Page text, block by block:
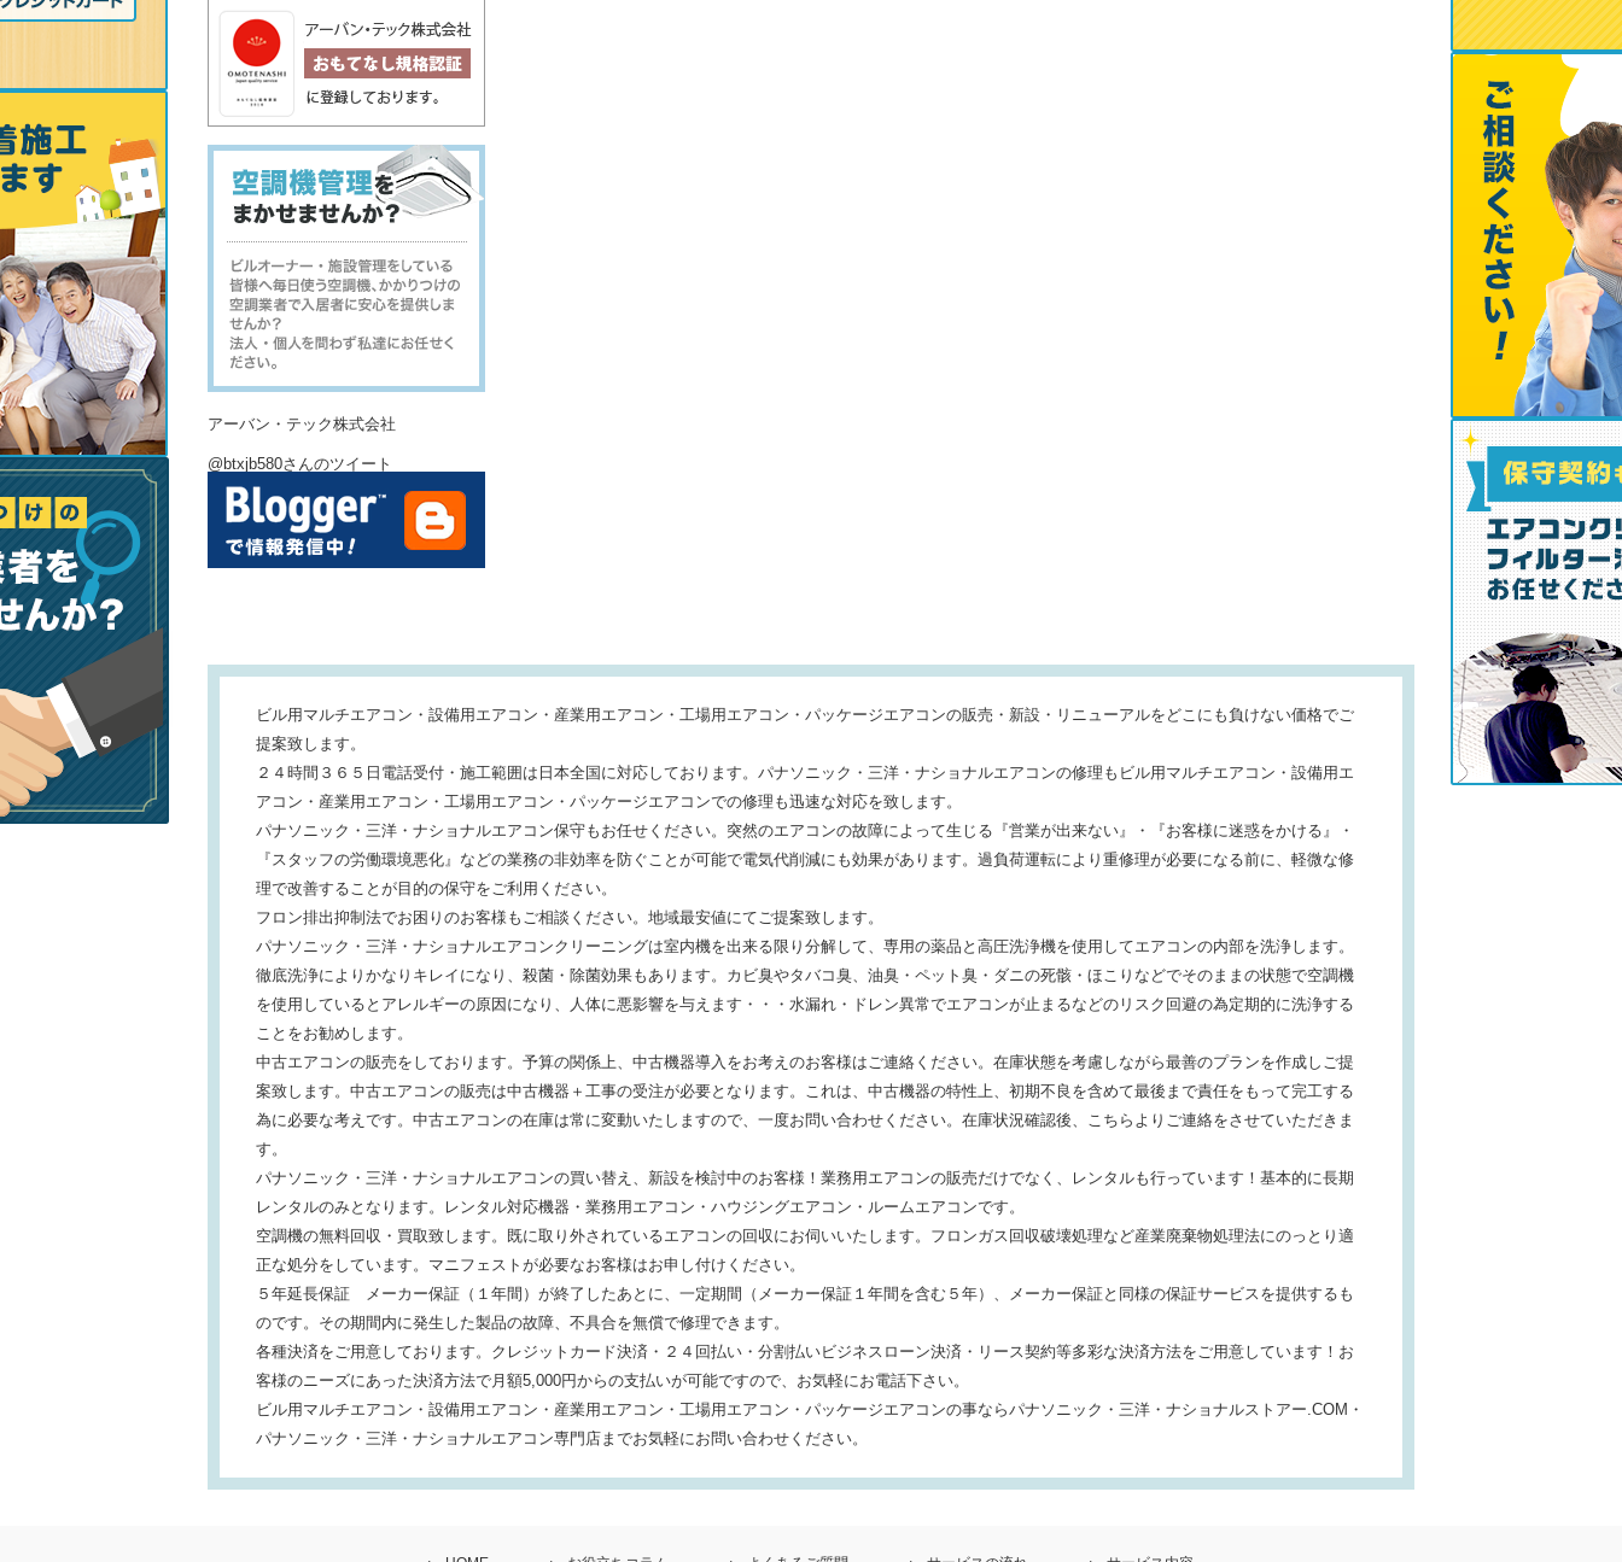
アーバン・テック株式会社
@btxjb580さんのツイート
ビル用マルチエアコン・設備用エアコン・産業用エアコン・工場用エアコン・パッケージエアコンの販売・新設・リニューアルをどこにも負けない価格でご
提案致します。
２４時間３６５日電話受付・施工範囲は日本全国に対応しております。パナソニック・三洋・ナショナルエアコンの修理もビル用マルチエアコン・設備用エ
アコン・産業用エアコン・工場用エアコン・パッケージエアコンでの修理も迅速な対応を致します。
パナソニック・三洋・ナショナルエアコン保守もお任せください。突然のエアコンの故障によって生じる『営業が出来ない』・『お客様に迷惑をかける』・
『スタッフの労働環境悪化』などの業務の非効率を防ぐことが可能で電気代削減にも効果があります。過負荷運転により重修理が必要になる前に、軽微な修
理で改善することが目的の保守をご利用ください。
フロン排出抑制法でお困りのお客様もご相談ください。地域最安値にてご提案致します。
パナソニック・三洋・ナショナルエアコンクリーニングは室内機を出来る限り分解して、専用の薬品と高圧洗浄機を使用してエアコンの内部を洗浄します。
徹底洗浄によりかなりキレイになり、殺菌・除菌効果もあります。カビ臭やタバコ臭、油臭・ペット臭・ダニの死骸・ほこりなどでそのままの状態で空調機
を使用しているとアレルギーの原因になり、人体に悪影響を与えます・・・水漏れ・ドレン異常でエアコンが止まるなどのリスク回避の為定期的に洗浄する
ことをお勧めします。
中古エアコンの販売をしております。予算の関係上、中古機器導入をお考えのお客様はご連絡ください。在庫状態を考慮しながら最善のプランを作成しご提
案致します。中古エアコンの販売は中古機器＋工事の受注が必要となります。これは、中古機器の特性上、初期不良を含めて最後まで責任をもって完工する
為に必要な考えです。中古エアコンの在庫は常に変動いたしますので、一度お問い合わせください。在庫状況確認後、こちらよりご連絡をさせていただきま
す。
パナソニック・三洋・ナショナルエアコンの買い替え、新設を検討中のお客様！業務用エアコンの販売だけでなく、レンタルも行っています！基本的に長期
レンタルのみとなります。レンタル対応機器・業務用エアコン・ハウジングエアコン・ルームエアコンです。
空調機の無料回収・買取致します。既に取り外されているエアコンの回収にお伺いいたします。フロンガス回収破壊処理など産業廃棄物処理法にのっとり適
正な処分をしています。マニフェストが必要なお客様はお申し付けください。
５年延長保証 メーカー保証（１年間）が終了したあとに、一定期間（メーカー保証１年間を含む５年）、メーカー保証と同様の保証サービスを提供するも
のです。その期間内に発生した製品の故障、不具合を無償で修理できます。
各種決済をご用意しております。クレジットカード決済・２４回払い・分割払いビジネスローン決済・リース契約等多彩な決済方法をご用意しています！お
客様のニーズにあった決済方法で月額5,000円からの支払いが可能ですので、お気軽にお電話下さい。
ビル用マルチエアコン・設備用エアコン・産業用エアコン・工場用エアコン・パッケージエアコンの事ならパナソニック・三洋・ナショナルストアー.COM・
パナソニック・三洋・ナショナルエアコン専門店までお気軽にお問い合わせください。